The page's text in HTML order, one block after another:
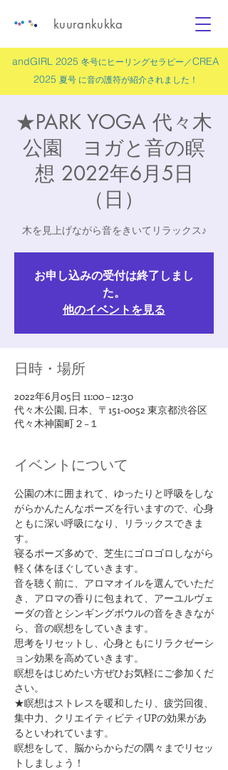
andGIRL 2025 冬号にヒーリングセラピー／CREA
2025 夏号 に音の護符が紹介されました！
kuurankukka
★PARK YOGA 代々木
公園 ヨガと音の瞑
想 2022年6月5日
（日）
木を見上げながら音をきいてリラックス♪
お申し込みの受付は終了しまし
た。
他のイベントを見る
日時・場所
2022年6月05日 11:00 – 12:30
代々木公園, 日本、〒151-0052 東京都渋谷区
代々木神園町２−１
イベントについて
公園の木に囲まれて、ゆったりと呼吸をしな
がらかんたんなポーズを行いますので、心身
ともに深い呼吸になり、リラックスできま
す。
寝るポーズ多めで、芝生にゴロゴロしながら
軽く体をほぐしていきます。
音を聴く前に、アロマオイルを選んでいただ
き、アロマの香りに包まれて、アーユルヴェ
ーダの音とシンギングボウルの音をききなが
ら、音の瞑想をしていきます。
思考をリセットし、心身ともにリラクゼーシ
ョン効果を高めていきます。
瞑想をはじめたい方ぜひお気軽にご参加くだ
さい。
★瞑想はストレスを暖和したり、疲労回復、
集中力、クリエイティビティUPの効果があ
るといわれています。
瞑想をして、脳からからだの隅々までリセッ
トしましょう！